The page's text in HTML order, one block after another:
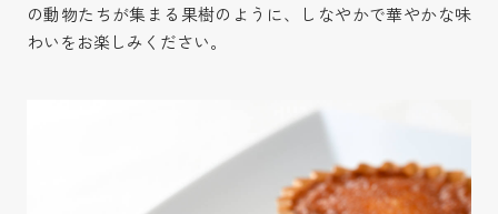
の動物たちが集まる果樹のように、しなやかで華やかな味
わいをお楽しみください。